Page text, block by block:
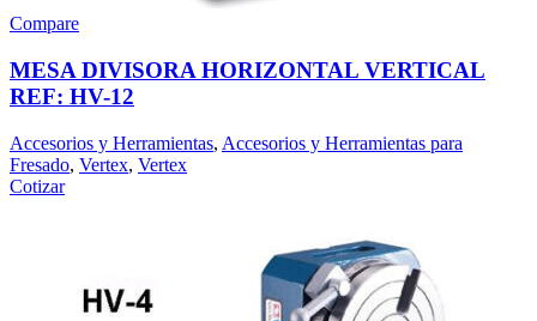
Compare
MESA DIVISORA HORIZONTAL VERTICAL
REF: HV-12
Accesorios y Herramientas, Accesorios y Herramientas para
Fresado, Vertex, Vertex
Cotizar